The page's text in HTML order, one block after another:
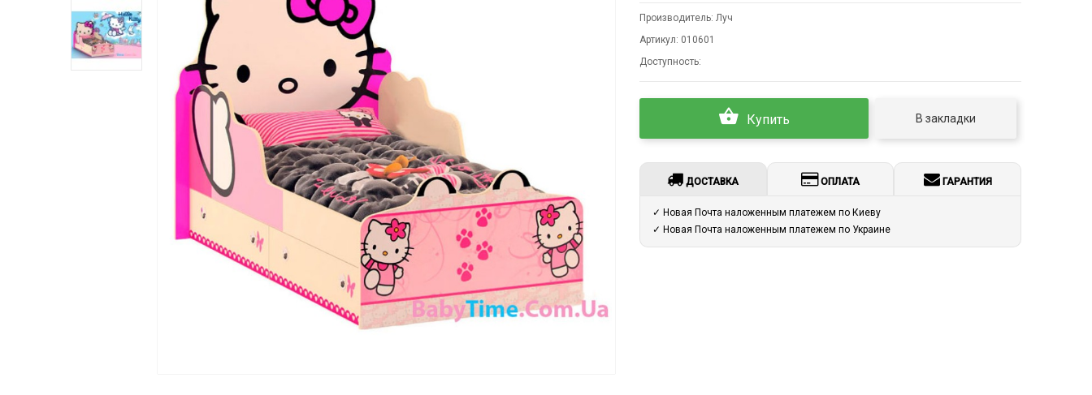
Производитель: Луч
Артикул: 010601
Доступность:
Купить В закладки
ДОСТАВКА ОПЛАТА ГАРАНТИЯ
✓ Новая Почта наложенным платежем по Киеву
✓ Новая Почта наложенным платежем по Украине